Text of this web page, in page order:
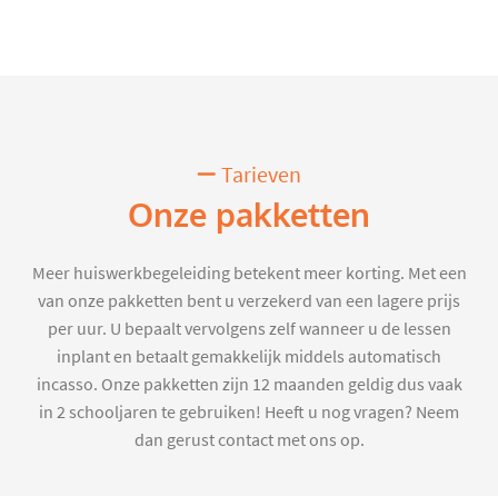
Tarieven
Onze pakketten
Meer huiswerkbegeleiding betekent meer korting. Met een
van onze pakketten bent u verzekerd van een lagere prijs
per uur. U bepaalt vervolgens zelf wanneer u de lessen
inplant en betaalt gemakkelijk middels automatisch
incasso. Onze pakketten zijn 12 maanden geldig dus vaak
in 2 schooljaren te gebruiken! Heeft u nog vragen? Neem
dan gerust contact met ons op.